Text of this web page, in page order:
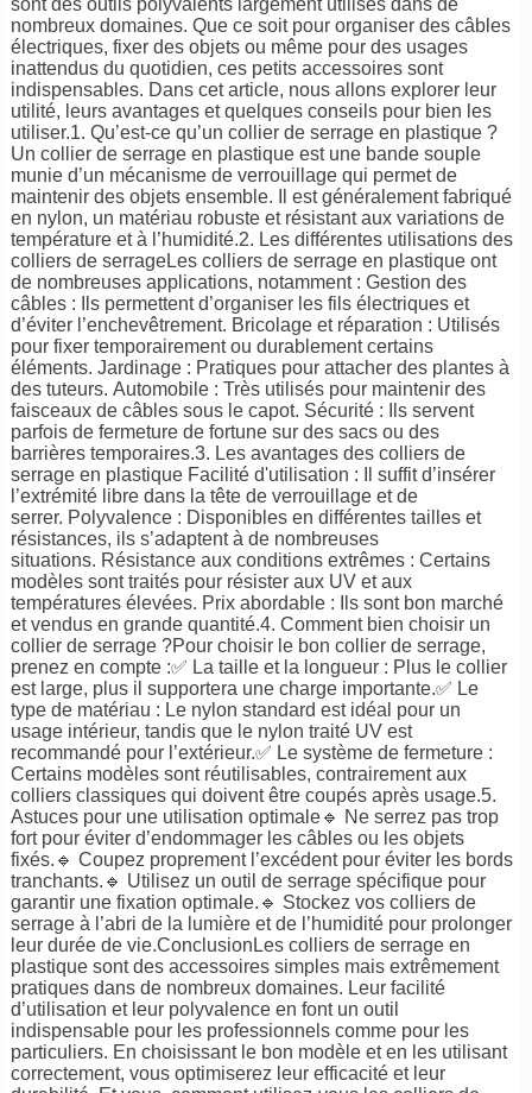
sont des outils polyvalents largement utilisés dans de
nombreux domaines. Que ce soit pour organiser des câbles
électriques, fixer des objets ou même pour des usages
inattendus du quotidien, ces petits accessoires sont
indispensables. Dans cet article, nous allons explorer leur
utilité, leurs avantages et quelques conseils pour bien les
utiliser.1. Qu’est-ce qu’un collier de serrage en plastique ?
Un collier de serrage en plastique est une bande souple
munie d’un mécanisme de verrouillage qui permet de
maintenir des objets ensemble. Il est généralement fabriqué
en nylon, un matériau robuste et résistant aux variations de
température et à l’humidité.2. Les différentes utilisations des
colliers de serrageLes colliers de serrage en plastique ont
de nombreuses applications, notamment : Gestion des
câbles : Ils permettent d’organiser les fils électriques et
d’éviter l’enchevêtrement. Bricolage et réparation : Utilisés
pour fixer temporairement ou durablement certains
éléments. Jardinage : Pratiques pour attacher des plantes à
des tuteurs. Automobile : Très utilisés pour maintenir des
faisceaux de câbles sous le capot. Sécurité : Ils servent
parfois de fermeture de fortune sur des sacs ou des
barrières temporaires.3. Les avantages des colliers de
serrage en plastique Facilité d'utilisation : Il suffit d’insérer
l’extrémité libre dans la tête de verrouillage et de
serrer. Polyvalence : Disponibles en différentes tailles et
résistances, ils s’adaptent à de nombreuses
situations. Résistance aux conditions extrêmes : Certains
modèles sont traités pour résister aux UV et aux
températures élevées. Prix abordable : Ils sont bon marché
et vendus en grande quantité.4. Comment bien choisir un
collier de serrage ?Pour choisir le bon collier de serrage,
prenez en compte :✅ La taille et la longueur : Plus le collier
est large, plus il supportera une charge importante.✅ Le
type de matériau : Le nylon standard est idéal pour un
usage intérieur, tandis que le nylon traité UV est
recommandé pour l’extérieur.✅ Le système de fermeture :
Certains modèles sont réutilisables, contrairement aux
colliers classiques qui doivent être coupés après usage.5.
Astuces pour une utilisation optimale🔹 Ne serrez pas trop
fort pour éviter d’endommager les câbles ou les objets
fixés.🔹 Coupez proprement l’excédent pour éviter les bords
tranchants.🔹 Utilisez un outil de serrage spécifique pour
garantir une fixation optimale.🔹 Stockez vos colliers de
serrage à l’abri de la lumière et de l’humidité pour prolonger
leur durée de vie.ConclusionLes colliers de serrage en
plastique sont des accessoires simples mais extrêmement
pratiques dans de nombreux domaines. Leur facilité
d’utilisation et leur polyvalence en font un outil
indispensable pour les professionnels comme pour les
particuliers. En choisissant le bon modèle et en les utilisant
correctement, vous optimiserez leur efficacité et leur